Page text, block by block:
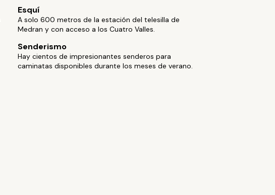
Esquí
A solo 600 metros de la estación del telesilla de
Medran y con acceso a los Cuatro Valles.
Senderismo
Hay cientos de impresionantes senderos para
caminatas disponibles durante los meses de verano.